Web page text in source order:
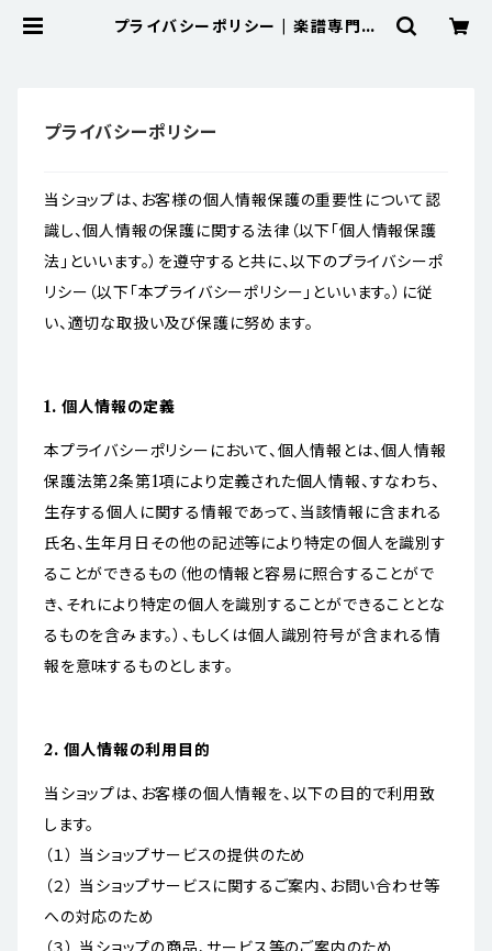
プライバシーポリシー | 楽譜専門の
プライバシーポリシー
当ショップは、お客様の個人情報保護の重要性について認
識し、個人情報の保護に関する法律（以下「個人情報保護
法」といいます。）を遵守すると共に、以下のプライバシーポ
リシー（以下「本プライバシーポリシー」といいます。）に従
い、適切な取扱い及び保護に努めます。
1. 個人情報の定義
本プライバシーポリシーにおいて、個人情報とは、個人情報
保護法第2条第1項により定義された個人情報、すなわち、
生存する個人に関する情報であって、当該情報に含まれる
氏名、生年月日その他の記述等により特定の個人を識別す
ることができるもの（他の情報と容易に照合することがで
き、それにより特定の個人を識別することができることとな
るものを含みます。）、もしくは個人識別符号が含まれる情
報を意味するものとします。
2. 個人情報の利用目的
当ショップは、お客様の個人情報を、以下の目的で利用致
します。
（１） 当ショップサービスの提供のため
（２） 当ショップサービスに関するご案内、お問い合わせ等
への対応のため